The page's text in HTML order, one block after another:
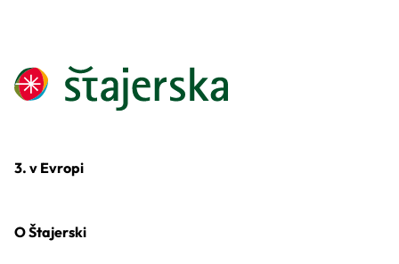
3. v Evropi
O Štajerski